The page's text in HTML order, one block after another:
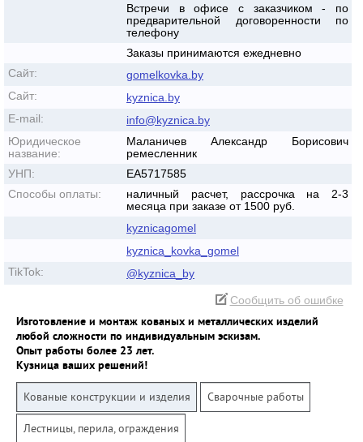
Встречи в офисе с заказчиком - по
предварительной договоренности по
телефону
Заказы принимаются ежедневно
Сайт:
gomelkovka.by
Сайт:
kyznica.by
E-mail:
info@kyznica.by
Юридическое
название:
Маланичев Александр Борисович
ремесленник
УНП:
ЕА5717585
Способы оплаты:
наличный расчет, рассрочка на 2-3
месяца при заказе от 1500 руб.
kyznicagomel
kyznica_kovka_gomel
TikTok:
@kyznica_by
Сообщить об ошибке
Изготовление и монтаж кованых и металлических изделий
любой сложности по индивидуальным эскизам.
Опыт работы более 23 лет.
Кузница ваших решений!
Кованые конструкции и изделия Сварочные работы
Лестницы, перила, ограждения